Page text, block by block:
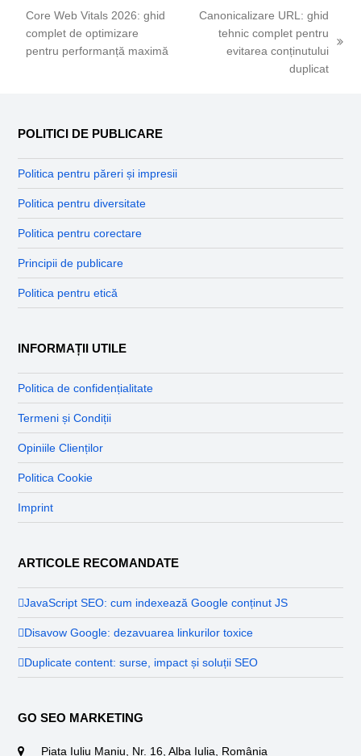
previous
post:
Core Web Vitals 2026: ghid
complet de optimizare
pentru performanță maximă
Canonicalizare URL: ghid
tehnic complet pentru
evitarea conținutului
duplicat
POLITICI DE PUBLICARE
Politica pentru păreri și impresii
Politica pentru diversitate
Politica pentru corectare
Principii de publicare
Politica pentru etică
INFORMAȚII UTILE
Politica de confidențialitate
Termeni și Condiții
Opiniile Clienților
Politica Cookie
Imprint
ARTICOLE RECOMANDATE
JavaScript SEO: cum indexează Google conținut JS
Disavow Google: dezavuarea linkurilor toxice
Duplicate content: surse, impact și soluții SEO
GO SEO MARKETING
Piața Iuliu Maniu, Nr. 16, Alba Iulia, România